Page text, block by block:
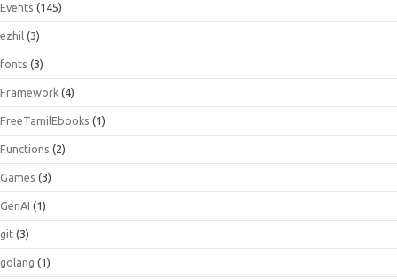
Events (145)
ezhil (3)
fonts (3)
Framework (4)
FreeTamilEbooks (1)
Functions (2)
Games (3)
GenAI (1)
git (3)
golang (1)